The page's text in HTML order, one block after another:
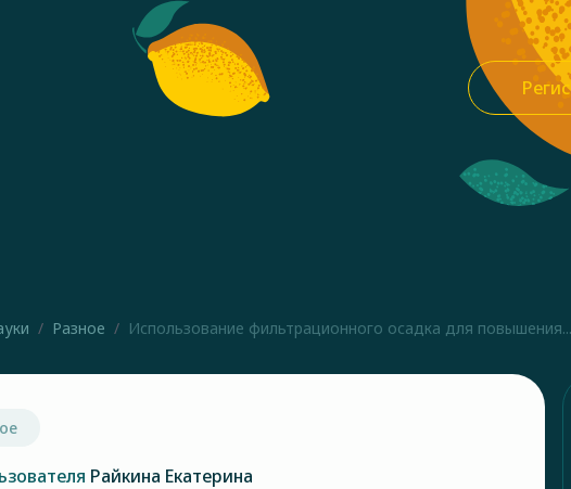
Разное Использование фильтрационного осадка для повышения...
Райкина Екатерина